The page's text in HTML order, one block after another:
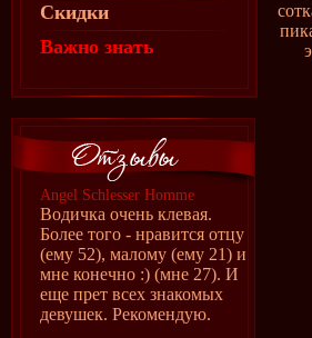
Скидки
Важно знать
Angel Schlesser Homme
Водичка очень клевая.
Более того - нравится отцу
(ему 52), малому (ему 21) и
мне конечно :) (мне 27). И
еще прет всех знакомых
девушек. Рекомендую.